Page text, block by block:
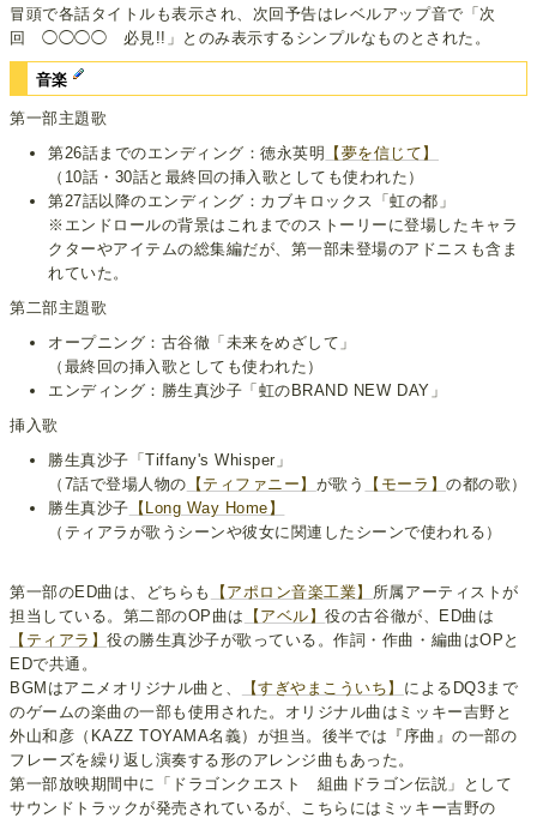
冒頭で各話タイトルも表示され、次回予告はレベルアップ音で「次
回 ◯◯◯◯ 必見!!」とのみ表示するシンプルなものとされた。
音楽
第一部主題歌
第26話までのエンディング：徳永英明
【夢を信じて】
（10話・30話と最終回の挿入歌としても使われた）
第27話以降のエンディング：カブキロックス「虹の都」
※エンドロールの背景はこれまでのストーリーに登場したキャラ
クターやアイテムの総集編だが、第一部未登場のアドニスも含ま
れていた。
第二部主題歌
オープニング：古谷徹「未来をめざして」
（最終回の挿入歌としても使われた）
エンディング：勝生真沙子「虹のBRAND NEW DAY」
挿入歌
勝生真沙子「Tiffany's Whisper」
（7話で登場人物の 【ティファニー】 が歌う 【モーラ】の都の歌）
勝生真沙子 【Long Way Home】
（ティアラが歌うシーンや彼女に関連したシーンで使われる）
第一部のED曲は、どちらも 【アポロン音楽工業】 所属アーティストが
担当している。第二部のOP曲は
【アベル】役の古谷徹が、ED曲は
【ティアラ】役の勝生真沙子が歌っている。作詞・作曲・編曲はOPと
EDで共通。
BGMはアニメオリジナル曲と、
【すぎやまこういち】 によるDQ3まで
のゲームの楽曲の一部も使用された。オリジナル曲はミッキー吉野と
外山和彦（KAZZ TOYAMA名義）が担当。後半では『序曲』の一部の
フレーズを繰り返し演奏する形のアレンジ曲もあった。
第一部放映期間中に「ドラゴンクエスト 組曲ドラゴン伝説」として
サウンドトラックが発売されているが、こちらにはミッキー吉野の